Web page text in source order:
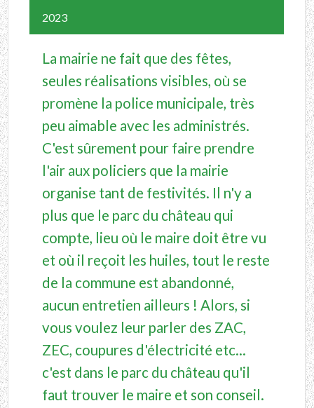
2023
La mairie ne fait que des fêtes,
seules réalisations visibles, où se
promène la police municipale, très
peu aimable avec les administrés.
C'est sûrement pour faire prendre
l'air aux policiers que la mairie
organise tant de festivités. Il n'y a
plus que le parc du château qui
compte, lieu où le maire doit être vu
et où il reçoit les huiles, tout le reste
de la commune est abandonné,
aucun entretien ailleurs ! Alors, si
vous voulez leur parler des ZAC,
ZEC, coupures d'électricité etc...
c'est dans le parc du château qu'il
faut trouver le maire et son conseil.